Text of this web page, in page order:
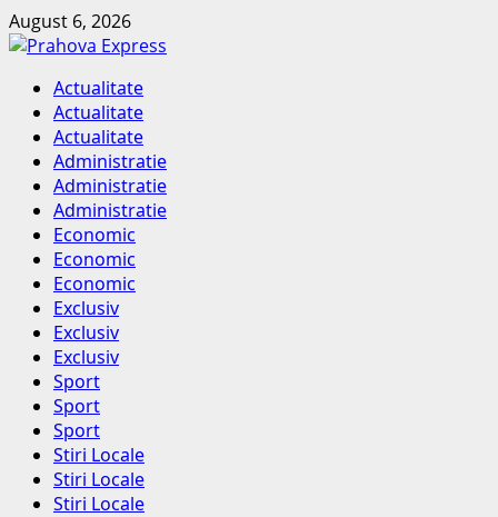
Skip
to
August 6, 2026
Primary
Menu
Actualitate
Actualitate
Actualitate
Administratie
Administratie
Administratie
Economic
Economic
Economic
Exclusiv
Exclusiv
Exclusiv
Sport
Sport
Sport
Stiri Locale
Stiri Locale
Stiri Locale